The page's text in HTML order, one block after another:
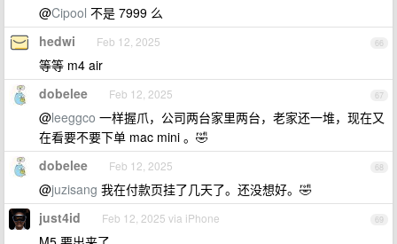
@Cipool 不是 7999 么
66
hedwi Feb 12, 2025
等等 m4 air
67
dobelee Feb 12, 2025
@leeggco 一样握爪，公司两台家里两台，老家还一堆，现在又
在看要不要下单 mac mini 。🤣
68
dobelee Feb 12, 2025
@juzisang 我在付款页挂了几天了。还没想好。🤣
69
just4id Feb 12, 2025 via iPhone